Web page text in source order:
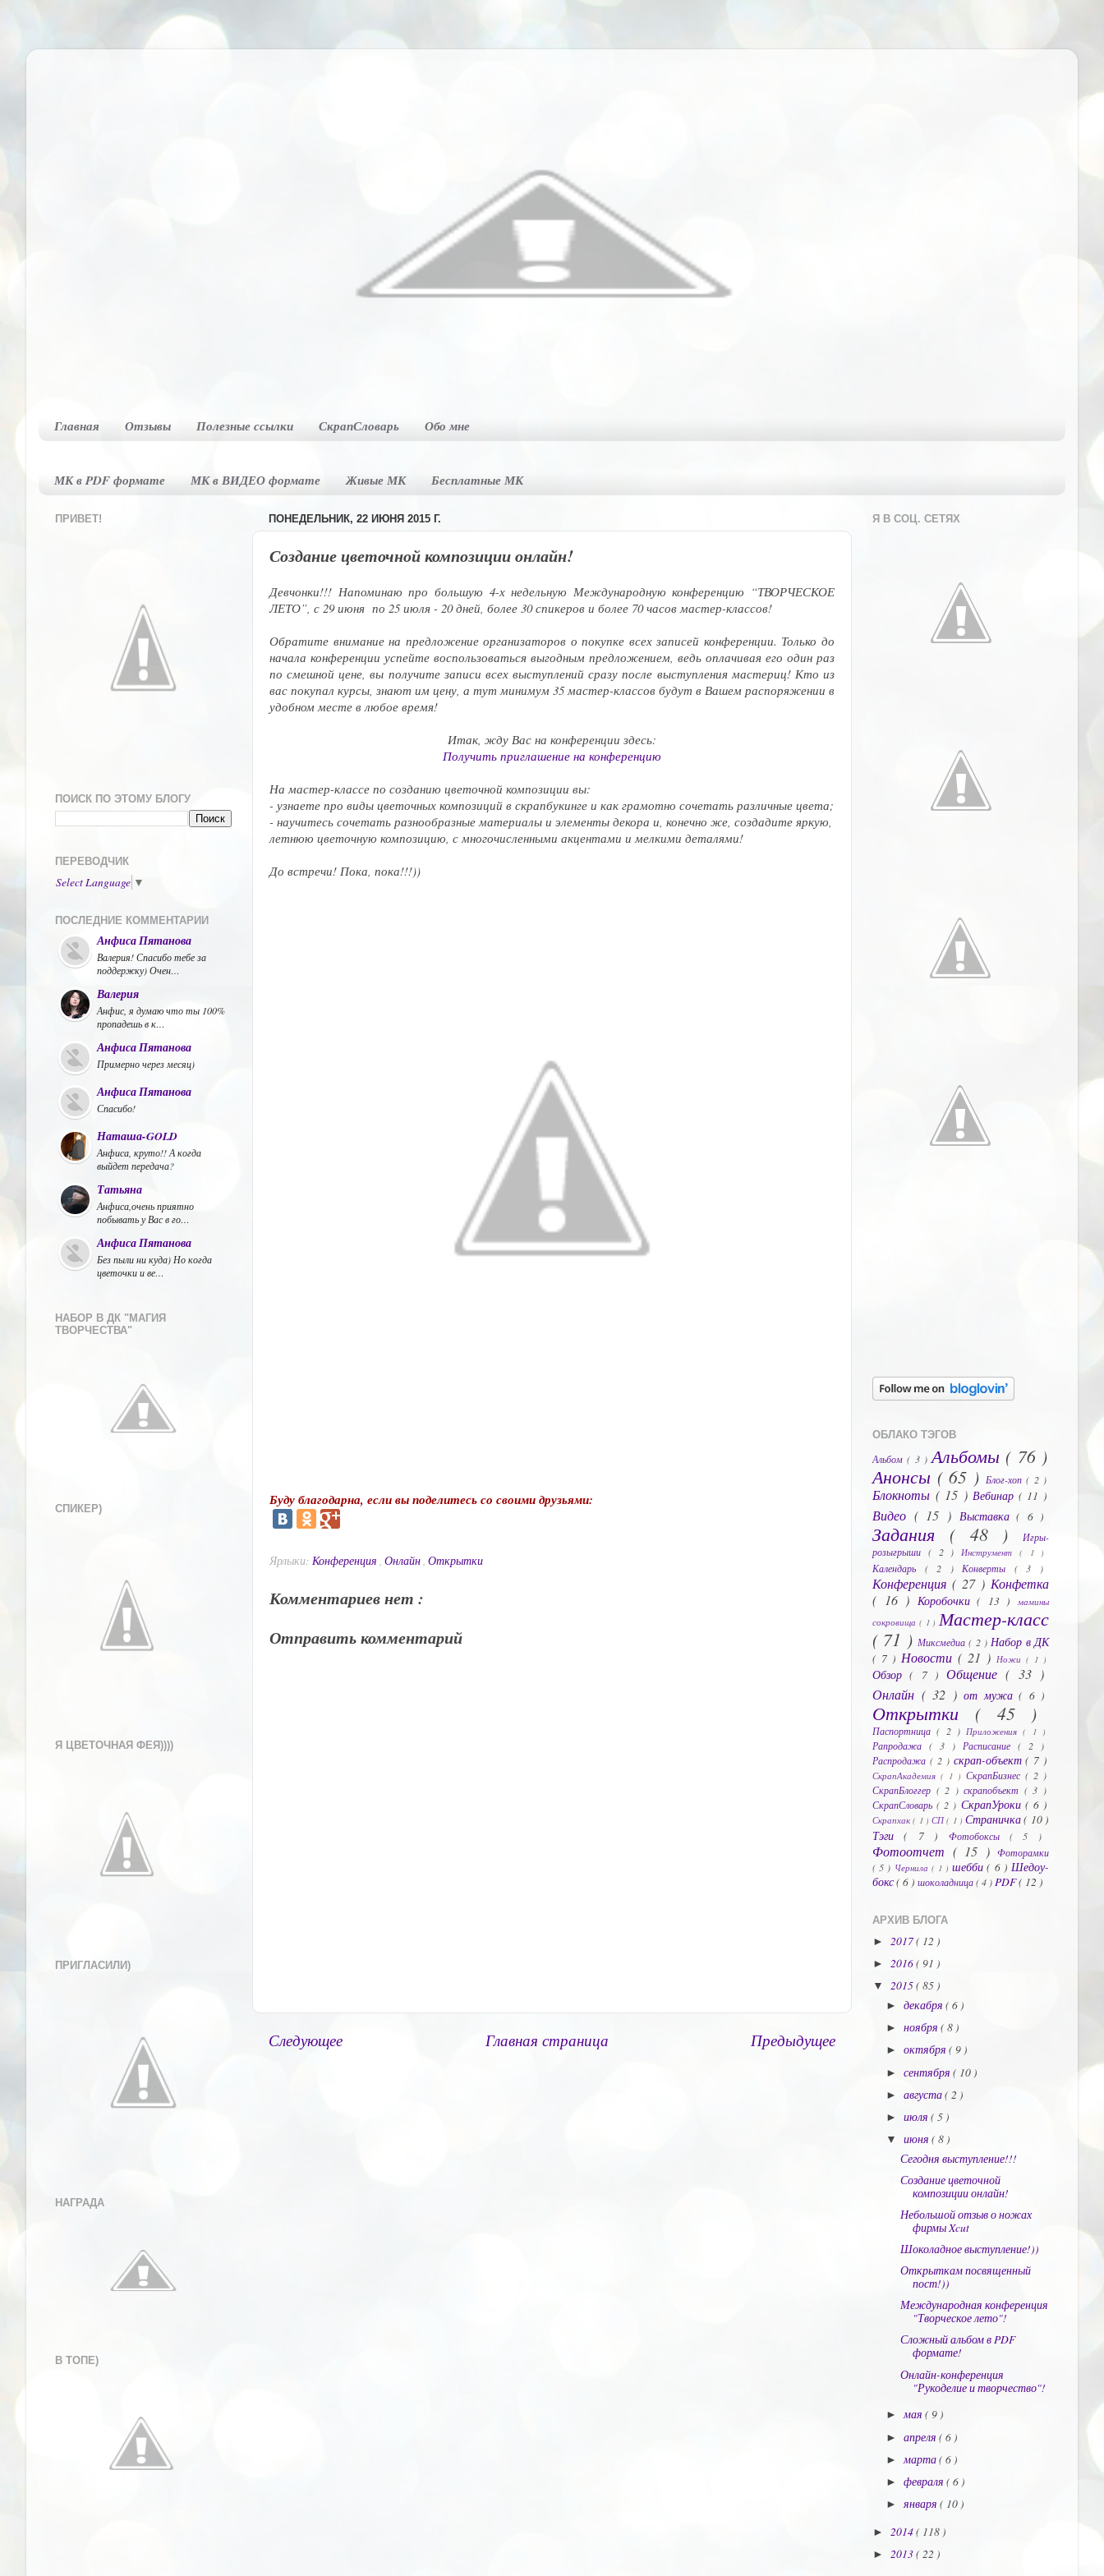
Главная Отзывы Полезные ссылки СкрапСловарь Обо мне
МК в PDF формате МК в ВИДЕО формате Живые МК Бесплатные МК
ПОНЕДЕЛЬНИК, 22 ИЮНЯ 2015 Г.
Создание цветочной композиции онлайн!
Девчонки!!! Напоминаю про большую 4-х недельную Международную конференцию “ТВОРЧЕСКОЕ
ЛЕТО”, с 29 июня по 25 июля - 20 дней, более 30 спикеров и более 70 часов мастер-классов!
Обратите внимание на предложение организаторов о покупке всех записей конференции. Только до
начала конференции успейте воспользоваться выгодным предложением, ведь оплачивая его один раз
по смешной цене, вы получите записи всех выступлений сразу после выступления мастериц! Кто из
вас покупал курсы, знают им цену, а тут минимум 35 мастер-классов будут в Вашем распоряжении в
удобном месте в любое время!
Итак, жду Вас на конференции здесь:
Получить приглашение на конференцию
На мастер-классе по созданию цветочной композиции вы:
- узнаете про виды цветочных композиций в скрапбукинге и как грамотно сочетать различные цвета;
- научитесь сочетать разнообразные материалы и элементы декора и, конечно же, создадите яркую,
летнюю цветочную композицию, с многочисленными акцентами и мелкими деталями!
До встречи! Пока, пока!!!))
Буду благодарна, если вы поделитесь со своими друзьями:
Ярлыки: Конференция , Онлайн, Открытки
Комментариев нет :
Отправить комментарий
Следующее Предыдущее
Главная страница
ПРИВЕТ!
ПОИСК ПО ЭТОМУ БЛОГУ
ПЕРЕВОДЧИК
Select Language ▼
ПОСЛЕДНИЕ КОММЕНТАРИИ
Анфиса Пятанова
Валерия! Спасибо тебе за
поддержку) Очен…
Валерия
Анфис, я думаю что ты 100%
пропадешь в к…
Анфиса Пятанова
Примерно через месяц)
Анфиса Пятанова
Спасибо!
Наташа-GOLD
Анфиса, круто!! А когда
выйдет передача?
Татьяна
Анфиса,очень приятно
побывать у Вас в го…
Анфиса Пятанова
Без пыли ни куда) Но когда
цветочки и ве…
НАБОР В ДК "МАГИЯ
ТВОРЧЕСТВА"
СПИКЕР)
Я ЦВЕТОЧНАЯ ФЕЯ))))
ПРИГЛАСИЛИ)
НАГРАДА
В ТОПЕ)
Я В СОЦ. СЕТЯХ
ОБЛАКО ТЭГОВ
Альбом( 3 )Альбомы ( 76 )
Анонсы ( 65 ) Блог-хоп( 2 )
Блокноты ( 15 ) Вебинар ( 11 )
Видео ( 15 ) Выставка( 6 )
Задания ( 48 )
Игры-
розыгрыши ( 2 ) Инструмент ( 1 )
Календарь ( 2 ) Конверты ( 3 )
Конференция ( 27 ) Конфетка
( 16 ) Коробочки( 13 )мамины
сокровища ( 1 )Мастер-класс
( 71 ) Миксмедиа( 2 )Набор в ДК
( 7 ) Новости ( 21 ) Ножи ( 1 )
Обзор( 7 ) Общение( 33 )
Онлайн ( 32 )от мужа( 6 )
Открытки ( 45 )
Паспортница( 2 ) Приложения( 1 )
Рапродажа ( 3 ) Расписание ( 2 )
Распродажа ( 2 ) скрап-объект( 7 )
СкрапАкадемия ( 1 ) СкрапБизнес ( 2 )
СкрапБлоггер ( 2 ) скрапобъект ( 3 )
СкрапСловарь( 2 ) СкрапУроки ( 6 )
Скрапхак( 1 ) СП( 1 ) Страничка( 10 )
Тэги( 7 ) Фотобоксы ( 5 )
Фотоотчет ( 15 ) Фоторамки
( 5 ) Чернила ( 1 )шебби( 6 )Шедоу-
бокс( 6 ) шоколадница( 4 )PDF( 12 )
АРХИВ БЛОГА
► 2017( 12 )
► 2016( 91 )
▼ 2015( 85 )
►декабря( 6 )
►ноября( 8 )
►октября( 9 )
►сентября( 10 )
►августа( 2 )
►июля( 5 )
▼июня( 8 )
Сегодня выступление!!!
Создание цветочной
композиции онлайн!
Небольшой отзыв о ножах
фирмы Xcut
Шоколадное выступление!))
Открыткам посвященный
пост!))
Международная конференция
"Творческое лето"!
Сложный альбом в PDF
формате!
Онлайн-конференция
"Рукоделие и творчество"!
►мая( 9 )
►апреля( 6 )
► марта( 6 )
►февраля( 6 )
►января( 10 )
► 2014( 118 )
► 2013( 22 )